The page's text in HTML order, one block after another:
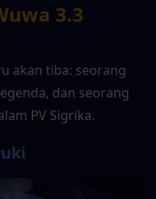
3.3
akan tiba: seorang
dan seorang
PV Sigrika.